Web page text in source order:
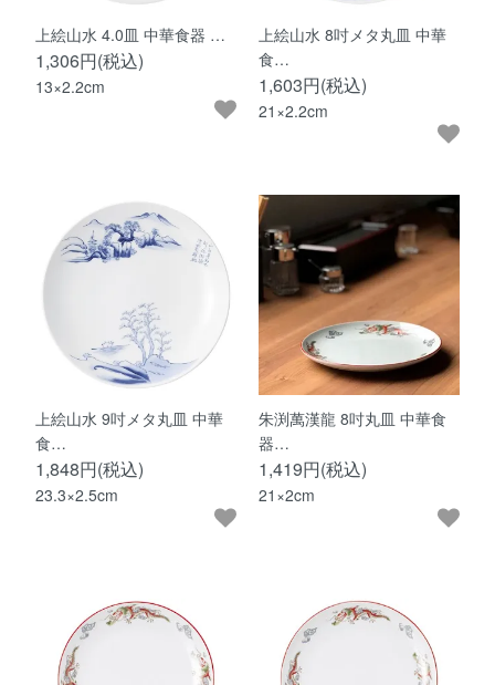
上絵山水 4.0皿 中華食器 …
1,306円(税込)
13×2.2cm
上絵山水 8吋メタ丸皿 中華
食…
1,603円(税込)
21×2.2cm
上絵山水 9吋メタ丸皿 中華
食…
1,848円(税込)
23.3×2.5cm
朱渕萬漢龍 8吋丸皿 中華食
器…
1,419円(税込)
21×2cm